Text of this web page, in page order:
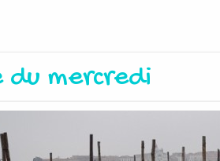
mercredi